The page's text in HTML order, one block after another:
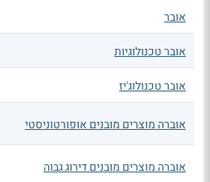
אובר
אובר טכנולוגיות
אובר טכנולוג'יז
אוברה מוצרים מובנים אופורטוניסטי
אוברה מוצרים מובנים דירוג גבוה